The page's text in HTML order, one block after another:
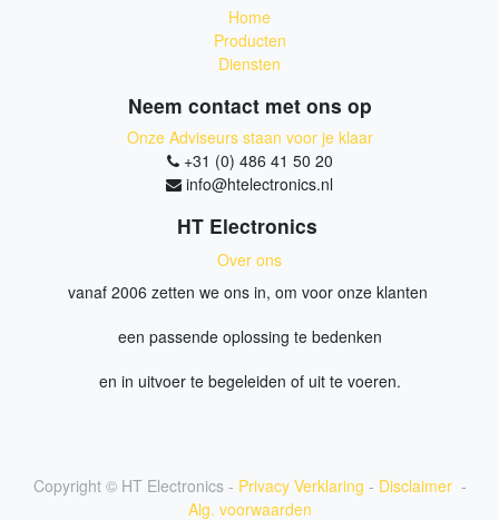
Home
Producten
Diensten
Neem contact met ons op
Onze Adviseurs staan voor je klaar
+31 (0) 486 41 50 20
info@htelectronics.nl
HT Electronics
Over ons
vanaf 2006 zetten we ons in, om voor onze klanten
een passende oplossing te bedenken
en in uitvoer te begeleiden of uit te voeren.
Copyright © HT Electronics - Privacy Verklaring - Disclaimer -
Alg. voorwaarden